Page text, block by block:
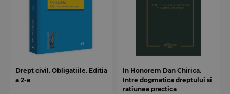
Drept civil. Obligatiile. Editia
a 2-a
In Honorem Dan Chirica.
Intre dogmatica dreptului si
ratiunea practica